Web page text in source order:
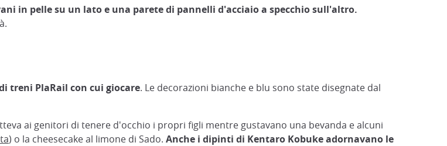
in pelle su un lato e una parete di pannelli d'acciaio a specchio sull'altro.
treni PlaRail con cui giocare. Le decorazioni bianche e blu sono state disegnate dal
ai genitori di tenere d'occhio i propri figli mentre gustavano una bevanda e alcuni
) o la cheesecake al limone di Sado. Anche i dipinti di Kentaro Kobuke adornavano le